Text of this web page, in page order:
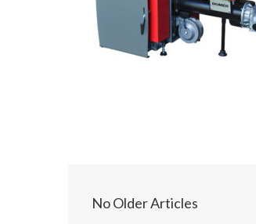
No Older Articles